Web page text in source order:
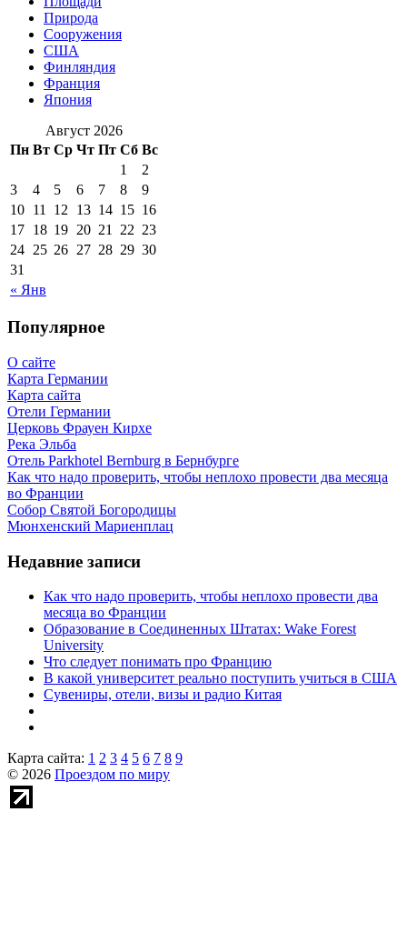
Природа
Сооружения
США
Финляндия
Франция
Япония
Август 2026
Пн Вт Ср Чт Пт Сб Вс
« Янв
1
2
3
4 5 6 7 8
9
10 11 12 13 14 15 16
17 18 19 20 21 22 23
24 25 26 27 28 29 30
31
Популярное
О сайте
Карта Германии
Карта сайта
Отели Германии
Церковь Фрауен Кирхе
Река Эльба
Отель Parkhotel Bernburg в Бернбурге
Как что надо проверить, чтобы неплохо провести два месяца
во Франции
Собор Святой Богородицы
Мюнхенский Мариенплац
Недавние записи
Как что надо проверить, чтобы неплохо провести два
месяца во Франции
Образование в Соединенных Штатах: Wake Forest
University
Что следует понимать про Францию
В какой университет реально поступить учиться в США
Сувениры, отели, визы и радио Китая
Карта сайта: 1 2 3 4 5 6 7 8 9
© 2026 Проездом по миру